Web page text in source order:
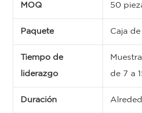
MOQ 50
Paquete Caja
Tiempo de
liderazgo de 7 a
Duración